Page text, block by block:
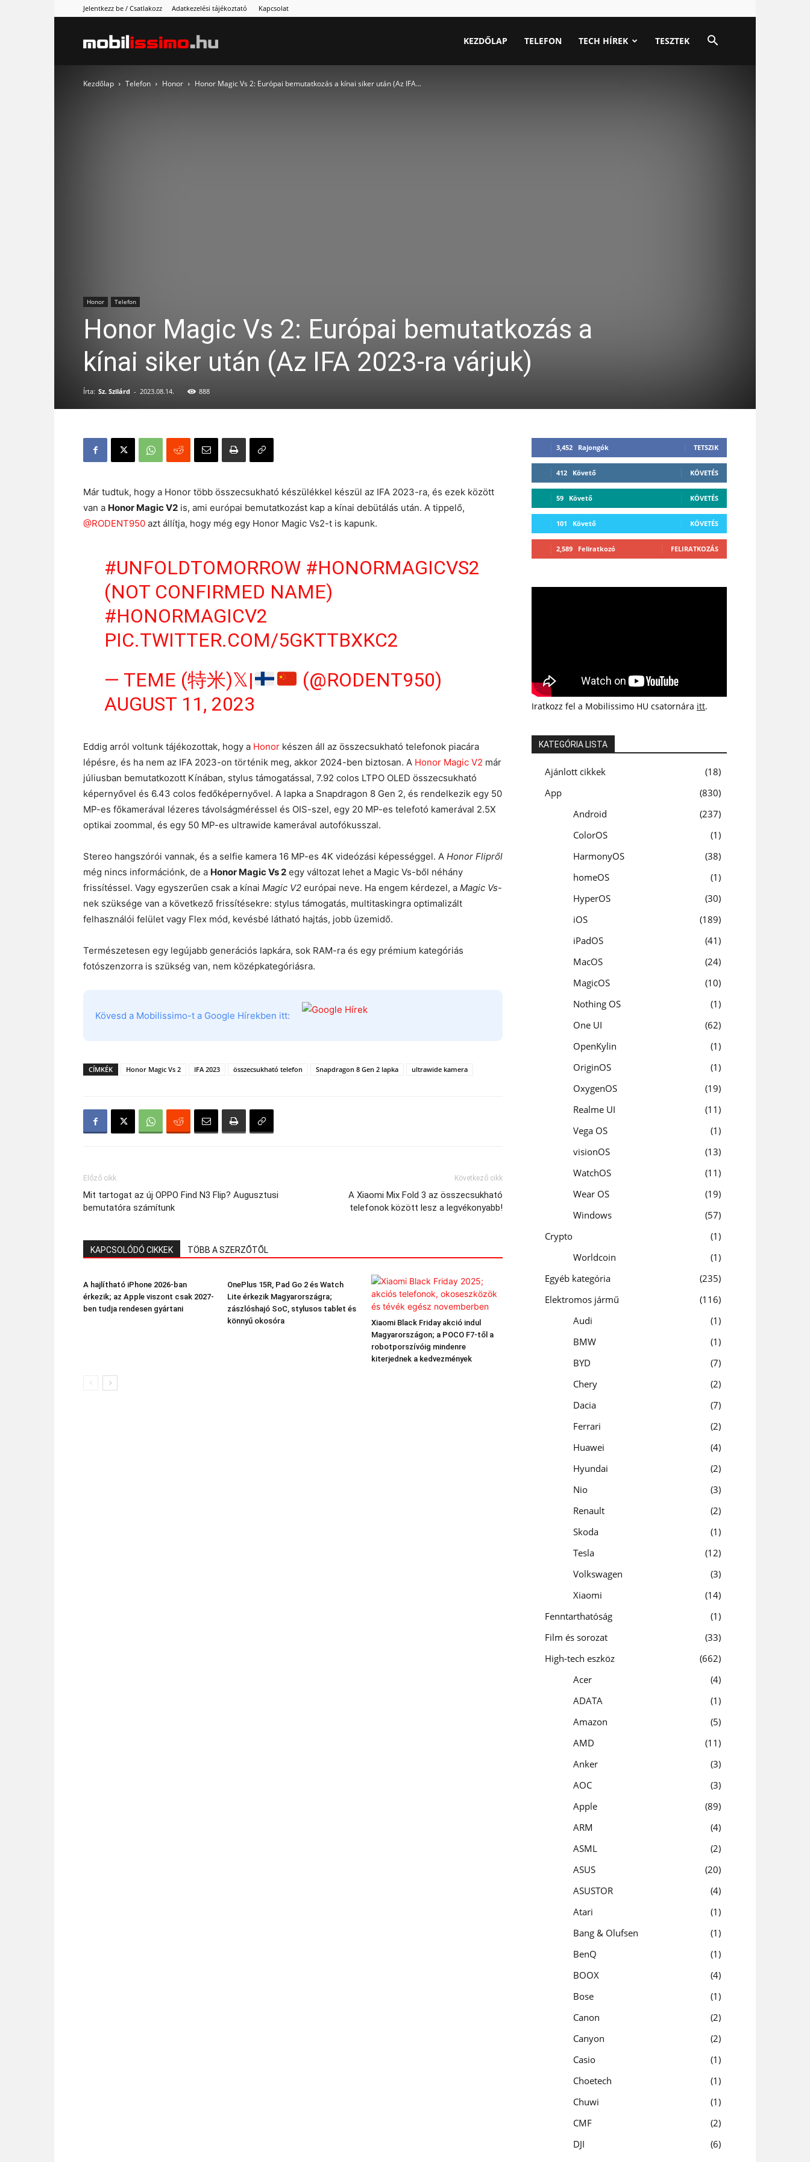
Jelentkezz be / Csatlakozz Adatkezelési tájékoztató Kapcsolat
Mobilissimo.hu KEZDŐLAP TELEFON TECH HÍREK TESZTEK
Kezdőlap Telefon Honor Honor Magic Vs 2: Európai bemutatkozás a kínai siker után (Az IFA...
Honor Telefon
Honor Magic Vs 2: Európai bemutatkozás a
kínai siker után (Az IFA 2023-ra várjuk)
Írta: Sz. Szilárd - 2023.08.14. 888
Már tudtuk, hogy a Honor több összecsukható készülékkel készül az IFA 2023-ra, és ezek között
van a Honor Magic V2 is, ami európai bemutatkozást kap a kínai debütálás után. A tippelő,
@RODENT950 azt állítja, hogy még egy Honor Magic Vs2-t is kapunk.
#UNFOLDTOMORROW #HONORMAGICVS2
(NOT CONFIRMED NAME)
#HONORMAGICV2
PIC.TWITTER.COM/5GKTTBXKC2
— TEME (特米)𝕏|
(@RODENT950)
AUGUST 11, 2023
Eddig arról voltunk tájékozottak, hogy a Honor készen áll az összecsukható telefonok piacára
lépésre, és ha nem az IFA 2023-on történik meg, akkor 2024-ben biztosan. A Honor Magic V2 már
júliusban bemutatkozott Kínában, stylus támogatással, 7.92 colos LTPO OLED összecsukható
képernyővel és 6.43 colos fedőképernyővel. A lapka a Snapdragon 8 Gen 2, és rendelkezik egy 50
MP-es főkamerával lézeres távolságméréssel és OIS-szel, egy 20 MP-es telefotó kamerával 2.5X
optikai zoommal, és egy 50 MP-es ultrawide kamerával autofókusszal.
Stereo hangszórói vannak, és a selfie kamera 16 MP-es 4K videózási képességgel. A Honor Flipről
még nincs információnk, de a Honor Magic Vs 2 egy változat lehet a Magic Vs-ből néhány
frissítéssel. Vagy egyszerűen csak a kínai Magic V2 európai neve. Ha engem kérdezel, a Magic Vs-
nek szüksége van a következő frissítésekre: stylus támogatás, multitaskingra optimalizált
felhasználói felület vagy Flex mód, kevésbé látható hajtás, jobb üzemidő.
Természetesen egy legújabb generációs lapkára, sok RAM-ra és egy prémium kategóriás
fotószenzorra is szükség van, nem középkategóriásra.
Kövesd a Mobilissimo-t a Google Hírekben itt:
CÍMKÉK Honor Magic Vs 2 IFA 2023 összecsukható telefon Snapdragon 8 Gen 2 lapka ultrawide kamera
Előző cikk
Mit tartogat az új OPPO Find N3 Flip? Augusztusi
bemutatóra számítunk
Következő cikk
A Xiaomi Mix Fold 3 az összecsukható
telefonok között lesz a legvékonyabb!
KAPCSOLÓDÓ CIKKEK TÖBB A SZERZŐTŐL
A hajlítható iPhone 2026-ban
érkezik; az Apple viszont csak 2027-
ben tudja rendesen gyártani
OnePlus 15R, Pad Go 2 és Watch
Lite érkezik Magyarországra;
zászlóshajó SoC, stylusos tablet és
könnyű okosóra
Xiaomi Black Friday akció indul
Magyarországon; a POCO F7-től a
robotporszívóig mindenre
kiterjednek a kedvezmények
3,452 Rajongók TETSZIK
412 Követő KÖVETÉS
59 Követő KÖVETÉS
101 Követő KÖVETÉS
2,589 Feliratkozó FELIRATKOZÁS
Iratkozz fel a Mobilissimo HU csatornára itt.
KATEGÓRIA LISTA
Ajánlott cikkek
18
App
830
Android
237
ColorOS
1
HarmonyOS
38
homeOS
1
HyperOS
30
iOS
189
iPadOS
41
MacOS
24
MagicOS
10
Nothing OS
1
One UI
62
OpenKylin
1
OriginOS
1
OxygenOS
19
Realme UI
11
Vega OS
1
visionOS
13
WatchOS
11
Wear OS
19
Windows
57
Crypto
1
Worldcoin
1
Egyéb kategória
235
Elektromos jármű
116
Audi
1
BMW
1
BYD
7
Chery
2
Dacia
7
Ferrari
2
Huawei
4
Hyundai
2
Nio
3
Renault
2
Skoda
1
Tesla
12
Volkswagen
3
Xiaomi
14
Fenntarthatóság
1
Film és sorozat
33
High-tech eszköz
662
Acer
4
ADATA
1
Amazon
5
AMD
11
Anker
3
AOC
3
Apple
89
ARM
4
ASML
2
ASUS
20
ASUSTOR
4
Atari
1
Bang & Olufsen
1
BenQ
1
BOOX
4
Bose
1
Canon
2
Canyon
2
Casio
1
Choetech
1
Chuwi
1
CMF
2
DJI
6